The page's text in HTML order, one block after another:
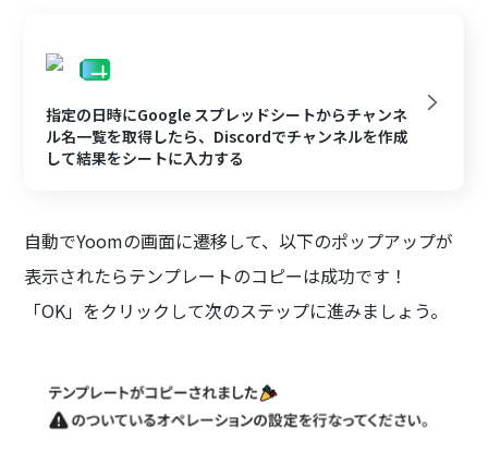
指定の日時にGoogle スプレッドシートからチャンネ
ル名一覧を取得したら、Discordでチャンネルを作成
して結果をシートに入力する
自動でYoomの画面に遷移して、以下のポップアップが
表示されたらテンプレートのコピーは成功です！
「OK」をクリックして次のステップに進みましょう。